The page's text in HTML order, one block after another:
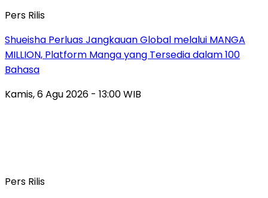
Pers Rilis
Shueisha Perluas Jangkauan Global melalui MANGA
MILLION, Platform Manga yang Tersedia dalam 100
Bahasa
Kamis, 6 Agu 2026 - 13:00 WIB
Pers Rilis